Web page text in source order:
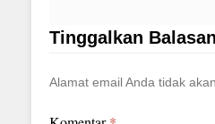
Tinggalkan Balasan
Alamat email Anda tidak